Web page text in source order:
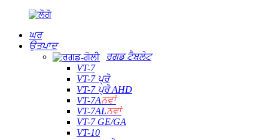
ਘਰ
ਉਤਪਾਦ
ਰਗਡ ਟੈਬਲੇਟ
VT-7
VT-7 ਪ੍ਰੋ
VT-7 ਪ੍ਰੋ AHD
VT-7Aਨਵਾਂ
VT-7ALਨਵਾਂ
VT-7 GE/GA
VT-10